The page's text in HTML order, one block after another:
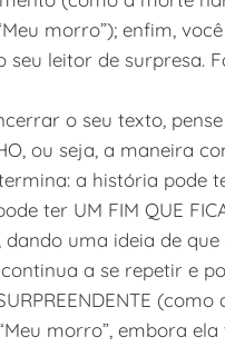
morro”); enfim,
seu leitor de surpresa.
o seu texto,
ou seja, a maneira
a história pode
ter UM FIM QUE
dando uma ideia de
a se repetir e
morro”, embora